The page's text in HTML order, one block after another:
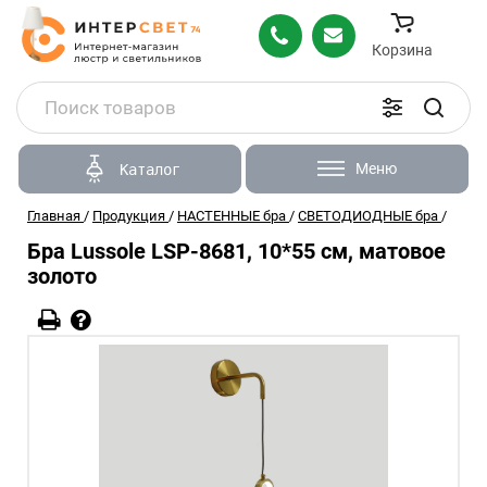
Корзина
Каталог Меню
Главная / Продукция / НАСТЕННЫЕ бра / СВЕТОДИОДНЫЕ бра /
Бра Lussole LSP-8681, 10*55 см, матовое
золото